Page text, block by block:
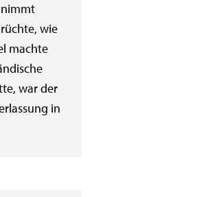
nimmt
wie
machte
war der
in